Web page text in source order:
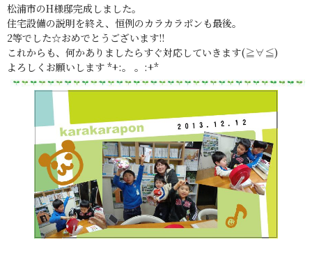
松浦市のH様邸完成しました。
住宅設備の説明を終え、恒例のカラカラポンも最後。
2等でした☆おめでとうございます!!
これからも、何かありましたらすぐ対応していきます(≧∀≦)
よろしくお願いします *+:。 。:+*